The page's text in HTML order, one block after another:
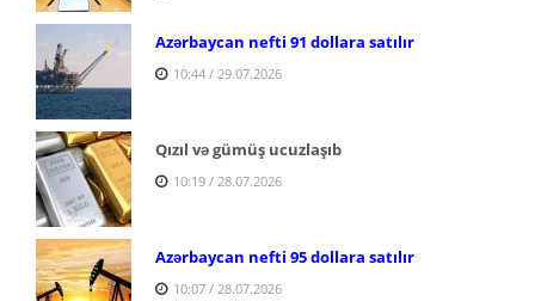
Azərbaycan nefti 91 dollara satılır
10:44 / 29.07.2026
Qızıl və gümüş ucuzlaşıb
10:19 / 28.07.2026
Azərbaycan nefti 95 dollara satılır
10:07 / 28.07.2026